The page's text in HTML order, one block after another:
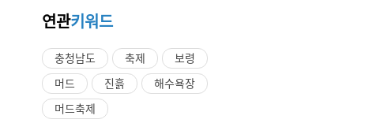
연관키워드
충청남도 축제
보령
머드
진흙
해수욕장
머드축제